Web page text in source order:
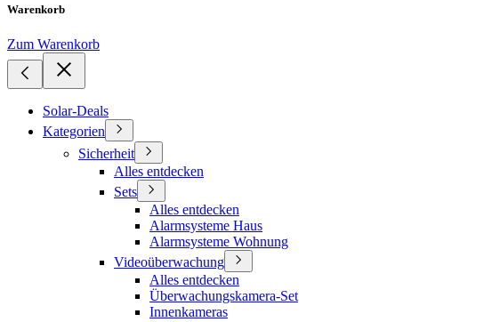
Warenkorb
Zum Warenkorb
Solar-Deals
Kategorien
Sicherheit
Alles entdecken
Sets
Alles entdecken
Alarmsysteme Haus
Alarmsysteme Wohnung
Videoüberwachung
Alles entdecken
Überwachungskamera-Set
Innenkameras